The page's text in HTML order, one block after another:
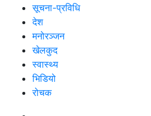
सूचना-प्रविधि
देश
मनोरञ्जन
खेलकुद
स्वास्थ्य
भिडियो
रोचक